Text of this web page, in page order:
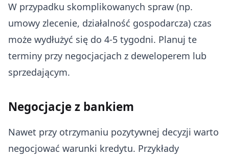
W przypadku skomplikowanych spraw (np.
umowy zlecenie, działalność gospodarcza) czas
może wydłużyć się do 4-5 tygodni. Planuj te
terminy przy negocjacjach z deweloperem lub
sprzedającym.
Negocjacje z bankiem
Nawet przy otrzymaniu pozytywnej decyzji warto
negocjować warunki kredytu. Przykłady